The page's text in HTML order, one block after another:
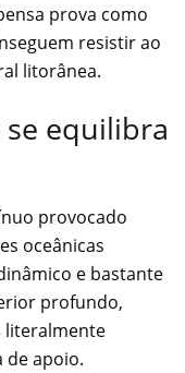
prova como
resistir ao
litorânea.
equilibra
provocado
oceânicas
e bastante
profundo,
literalmente
de apoio.